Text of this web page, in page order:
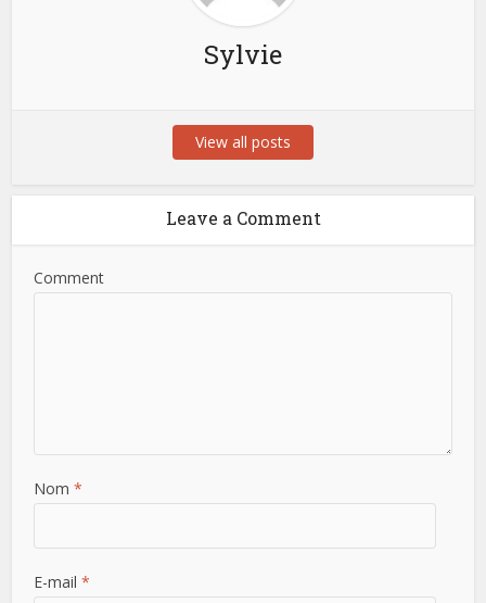
Sylvie
View all posts
Leave a Comment
Comment
Nom*
E-mail*